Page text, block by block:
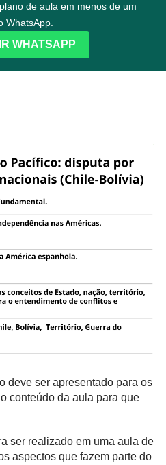
de aula em menos de um
WhatsApp.
WHATSAPP
deve ser apresentado para os
conteúdo da aula para que
ser realizado em uma aula de
aspectos que fazem parte do